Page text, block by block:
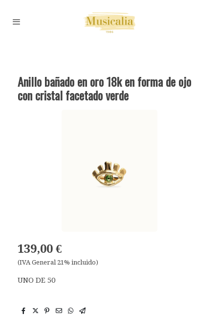
Anillo bañado en oro 18k en forma de ojo
con cristal facetado verde
139,00 €
(IVA General 21% incluido)
UNO DE 50